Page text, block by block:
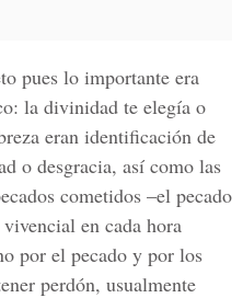
pues lo importante era
la divinidad te elegía o
eran identificación de
o desgracia, así como las
cometidos –el pecado
en cada hora
por el pecado y por los
perdón, usualmente